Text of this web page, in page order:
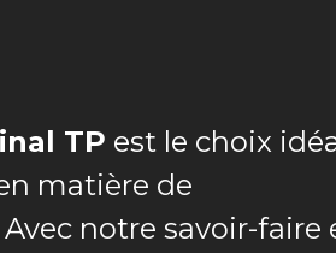
TP est le choix
matière de
Avec notre savoir-faire